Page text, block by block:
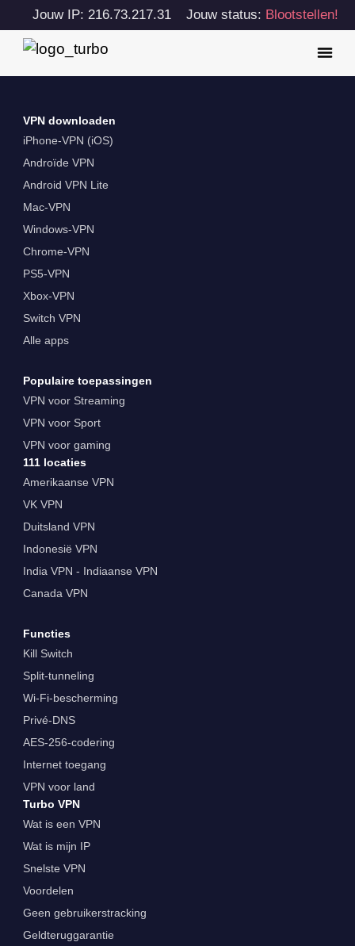
Jouw IP: 216.73.217.31 Jouw status: Blootstellen!
VPN downloaden
iPhone-VPN (iOS)
Androïde VPN
Android VPN Lite
Mac-VPN
Windows-VPN
Chrome-VPN
PS5-VPN
Xbox-VPN
Switch VPN
Alle apps
Populaire toepassingen
VPN voor Streaming
VPN voor Sport
VPN voor gaming
111 locaties
Amerikaanse VPN
VK VPN
Duitsland VPN
Indonesië VPN
India VPN - Indiaanse VPN
Canada VPN
Functies
Kill Switch
Split-tunneling
Wi-Fi-bescherming
Privé-DNS
AES-256-codering
Internet toegang
VPN voor land
Turbo VPN
Wat is een VPN
Wat is mijn IP
Snelste VPN
Voordelen
Geen gebruikerstracking
Geldteruggarantie